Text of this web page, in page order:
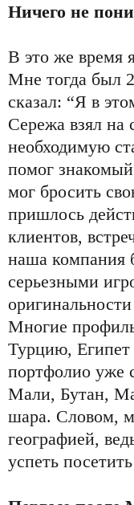
Ничего не
В это же время
Мне тогда был
сказал: “Я в
Сережа взял на
необходимую
помог
мог бросить
пришлось
клиентов,
наша компания
серьезными
Многие
Турцию, Египет
портфолио уже
Мали, Бутан,
шара. Словом,
географией,
успеть